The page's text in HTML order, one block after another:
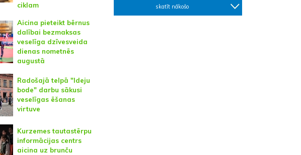
ciklam
Aicina pieteikt bērnus
dalībai bezmaksas
veselīga dzīvesveida
dienas nometnēs
augustā
Radošajā telpā "Ideju
bode" darbu sākusi
veselīgas ēšanas
virtuve
Kurzemes tautastērpu
informācijas centrs
aicina uz brunču
skatīt nākošo